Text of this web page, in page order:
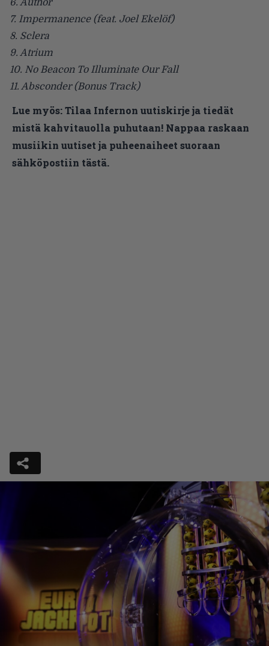
7. Impermanence (feat. Joel Ekelöf)
8. Sclera
9. Atrium
10. No Beacon To Illuminate Our Fall
11. Absconder (Bonus Track)
Lue myös:Tilaa Infernon uutiskirje ja tiedät
mistä kahvitauolla puhutaan! Nappaa raskaan
musiikin uutiset ja puheenaiheet suoraan
sähköpostiin tästä.